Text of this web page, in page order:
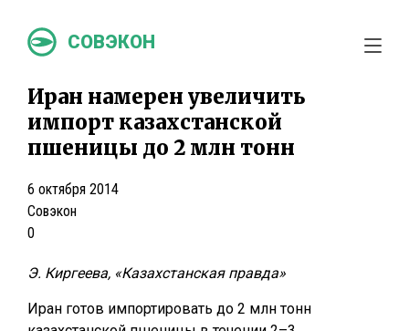
СОВЭКОН
Иран намерен увеличить
импорт казахстанской
пшеницы до 2 млн тонн
6 октября 2014
Совэкон
0
Э. Киргеева, «Казахстанская правда»
Иран готов импортировать до 2 млн тонн